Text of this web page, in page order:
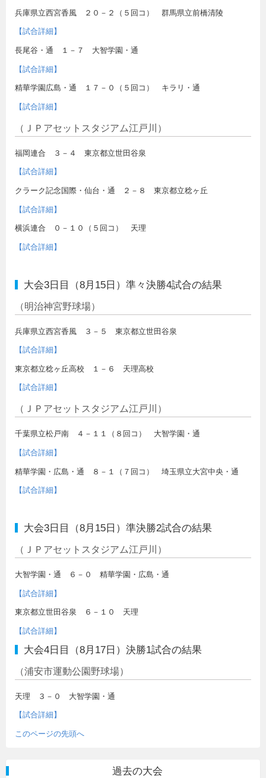
兵庫県立西宮香風 ２０－２（５回コ） 群馬県立前橋清陵
【試合詳細】
長尾谷・通 １－７ 大智学園・通
【試合詳細】
精華学園広島・通 １７－０（５回コ） キラリ・通
【試合詳細】
（ＪＰアセットスタジアム江戸川）
福岡連合 ３－４ 東京都立世田谷泉
【試合詳細】
クラーク記念国際・仙台・通 ２－８ 東京都立稔ヶ丘
【試合詳細】
横浜連合 ０－１０（５回コ） 天理
【試合詳細】
大会3日目（8月15日）準々決勝4試合の結果
（明治神宮野球場）
兵庫県立西宮香風 ３－５ 東京都立世田谷泉
【試合詳細】
東京都立稔ヶ丘高校 １－６ 天理高校
【試合詳細】
（ＪＰアセットスタジアム江戸川）
千葉県立松戸南 ４－１１（８回コ） 大智学園・通
【試合詳細】
精華学園・広島・通 ８－１（７回コ） 埼玉県立大宮中央・通
【試合詳細】
大会3日目（8月15日）準決勝2試合の結果
（ＪＰアセットスタジアム江戸川）
大智学園・通 ６－０ 精華学園・広島・通
【試合詳細】
東京都立世田谷泉 ６－１０ 天理
【試合詳細】
大会4日目（8月17日）決勝1試合の結果
（浦安市運動公園野球場）
天理 ３－０ 大智学園・通
【試合詳細】
このページの先頭へ
過去の大会